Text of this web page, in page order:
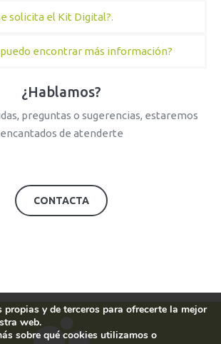
solicita el Kit Digital?.
puedo encontrar más información?
¿Hablamos?
preguntas o sugerencias, estaremos
encantados de atenderte
CONTACTA
y de terceros para ofrecerte la mejor
web.
sobre qué cookies utilizamos o